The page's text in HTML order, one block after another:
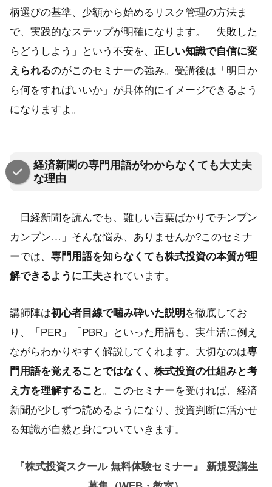
柄選びの基準、少額から始めるリスク管理の方法ま
で、実践的なステップが明確になります。「失敗した
らどうしよう」という不安を、 正しい知識で自信に変
えられるのがこのセミナーの強み。受講後は「明日か
ら何をすればいいか」が具体的にイメージできるよう
になりますよ。
経済新聞の専門用語がわからなくても大丈夫
な理由
「日経新聞を読んでも、難しい言葉ばかりでチンプン
カンプン…」そんな悩み、ありませんか?このセミナ
ーでは、 専門用語を知らなくても株式投資の本質が理
解できるように工夫されています。
講師陣は初心者目線で噛み砕いた説明 を徹底してお
り、「PER」「PBR」といった用語も、実生活に例え
ながらわかりやすく解説してくれます。大切なのは専
門用語を覚えることではなく、株式投資の仕組みと考
え方を理解すること 。このセミナーを受ければ、経済
新聞が少しずつ読めるようになり、投資判断に活かせ
る知識が自然と身についていきます。
『株式投資スクール 無料体験セミナー』 新規受講生